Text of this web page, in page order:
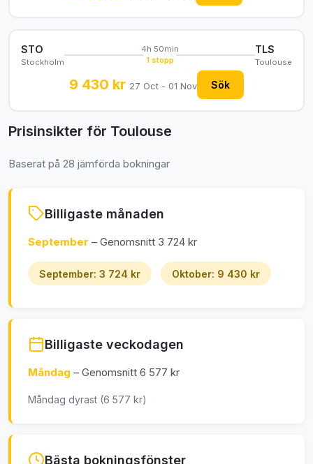
STO
Stockholm
4h 50min
1 stopp
TLS
Toulouse
9 430 kr 27 Oct - 01 Nov Sök
Prisinsikter för Toulouse
Baserat på 28 jämförda bokningar
Billigaste månaden
September – Genomsnitt 3 724 kr
September: 3 724 kr Oktober: 9 430 kr
Billigaste veckodagen
Måndag – Genomsnitt 6 577 kr
Måndag dyrast (6 577 kr)
Bästa bokningsfönster